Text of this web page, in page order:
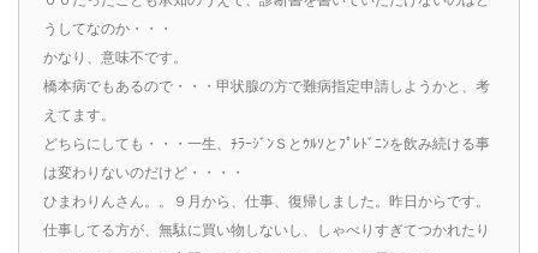
うしてなのか・・・
かなり、意味不です。
橋本病でもあるので・・・甲状腺の方で難病指定申請しようかと、考
えてます。
どちらにしても・・・一生、ﾁﾗｰｼﾞﾝＳとｳﾙｿとﾌﾟﾚﾄﾞﾆﾝを飲み続ける事
は変わりないのだけど・・・・
ひまわりんさん。。９月から、仕事、復帰しました。昨日からです。
仕事してる方が、無駄に買い物しないし、しゃべりすぎてつかれたり